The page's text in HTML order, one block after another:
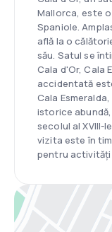
Mallorca, este
Spaniole.
află la o
său. Satul se
Cala d'Or, Cala
accidentată
Cala
istorice
secolul al XVIII-
vizita este în
pentru activități